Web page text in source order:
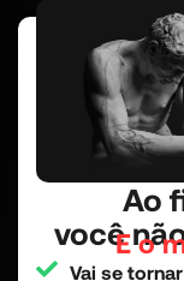
Ao
vocêE o
Vai se